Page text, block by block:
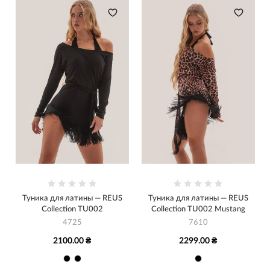
Туника для латины — REUS
Collection TU002
4725
2100.00 ₴
Туника для латины — REUS
Collection TU002 Mustang
7610
2299.00 ₴